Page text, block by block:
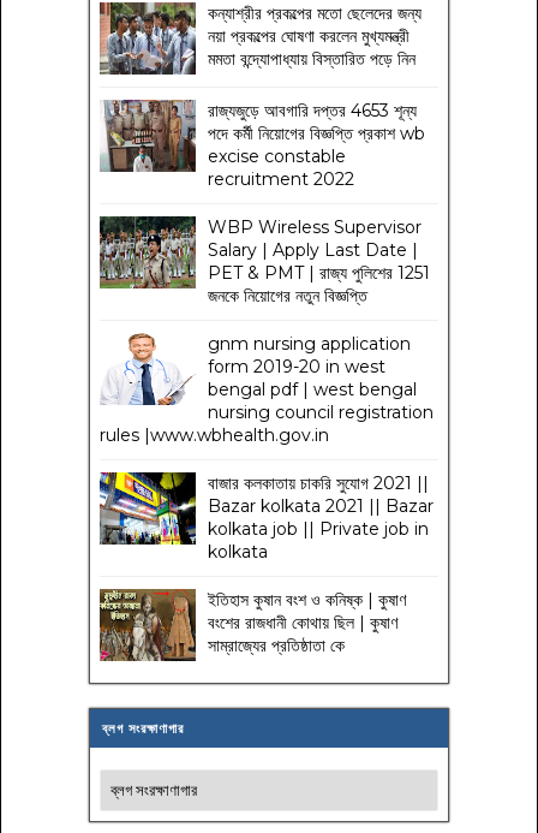
কন্যাশ্রীর প্রকল্পের মতো ছেলেদের জন্য
নয়া প্রকল্পের ঘোষণা করলেন মুখ্যমন্ত্রী
মমতা বন্দ্যোপাধ্যায় বিস্তারিত পড়ে নিন
রাজ্যজুড়ে আবগারি দপ্তর 4653 শূন্য
পদে কর্মী নিয়োগের বিজ্ঞপ্তি প্রকাশ wb
excise constable
recruitment 2022
WBP Wireless Supervisor
Salary | Apply Last Date |
PET & PMT | রাজ্য পুলিশের 1251
জনকে নিয়োগের নতুন বিজ্ঞপ্তি
gnm nursing application
form 2019-20 in west
bengal pdf | west bengal
nursing council registration
rules |www.wbhealth.gov.in
বাজার কলকাতায় চাকরি সুযোগ 2021 ||
Bazar kolkata 2021 || Bazar
kolkata job || Private job in
kolkata
ইতিহাস কুষান বংশ ও কনিষ্ক | কুষাণ
বংশের রাজধানী কোথায় ছিল | কুষাণ
সাম্রাজ্যের প্রতিষ্ঠাতা কে
ব্লগ সংরক্ষাণাগার